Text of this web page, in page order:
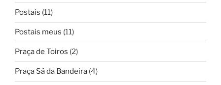
Postais (11)
Postais meus (11)
Praça de Toiros (2)
Praça Sá da Bandeira (4)